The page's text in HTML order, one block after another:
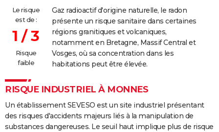
Le risque
est de :
1 / 3
Risque
faible
Gaz radioactif d'origine naturelle, le radon
présente un risque sanitaire dans certaines
régions granitiques et volcaniques,
notamment en Bretagne, Massif Central et
Vosges, où sa concentration dans les
habitations peut être élevée.
RISQUE INDUSTRIEL À MONNES
Un établissement SEVESO est un site industriel présentant
des risques d'accidents majeurs liés à la manipulation de
substances dangereuses. Le seuil haut implique plus de risque